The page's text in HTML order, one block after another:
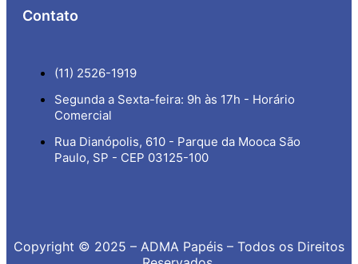
Contato
(11) 2526-1919
Segunda a Sexta-feira: 9h às 17h - Horário
Comercial
Rua Dianópolis, 610 - Parque da Mooca São
Paulo, SP - CEP 03125-100
Copyright © 2025 – ADMA Papéis – Todos os Direitos